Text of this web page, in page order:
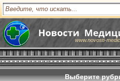
www.novosti-
Выберите